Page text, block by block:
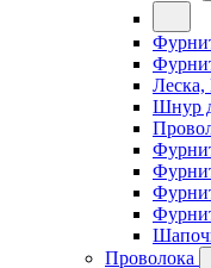
Леска,
Шнур
Проволока